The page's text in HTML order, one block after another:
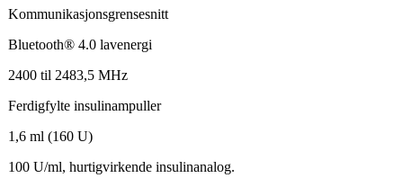
Kommunikasjonsgrensesnitt
Bluetooth® 4.0 lavenergi
2400 til 2483,5 MHz
Ferdigfylte insulinampuller
1,6 ml (160 U)
100 U/ml, hurtigvirkende insulinanalog.